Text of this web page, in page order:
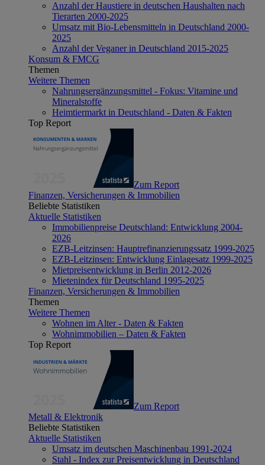
Anzahl der Haustiere in deutschen Haushalten nach
Tierarten 2000-2025
Umsatz mit Bio-Lebensmitteln in Deutschland 2000-
2025
Anzahl der Veganer in Deutschland 2015-2025
Konsum & FMCG
Themen
Weitere Themen
Nahrungsergänzungsmittel - Fokus: Vitamine und
Mineralstoffe
Heimtiermarkt in Deutschland - Daten & Fakten
Top Report
Zum Report
Finanzen, Versicherungen & Immobilien
Beliebte Statistiken
Aktuelle Statistiken
Immobilienpreise Deutschland: Entwicklung 2004-
2026
EZB-Leitzinsen: Hauptrefinanzierungssatz 1999-2025
EZB-Leitzinsen: Entwicklung Einlagesatz 1999-2025
Mietpreisentwicklung in Berlin 2012-2026
Mietenindex für Deutschland 1995-2025
Finanzen, Versicherungen & Immobilien
Themen
Weitere Themen
Wohnen im Alter - Daten & Fakten
Wohnimmobilien – Daten & Fakten
Top Report
Zum Report
Metall & Elektronik
Beliebte Statistiken
Aktuelle Statistiken
Umsatz im deutschen Maschinenbau 1991-2024
Stahl - Index zur Preisentwicklung in Deutschland